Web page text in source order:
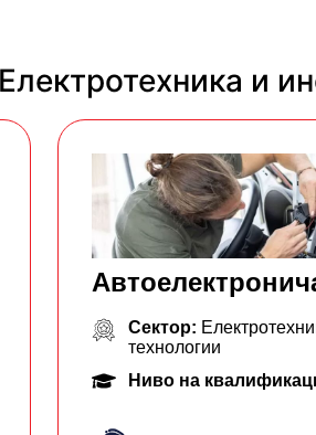
и
Сектор:
технологии
Ниво на